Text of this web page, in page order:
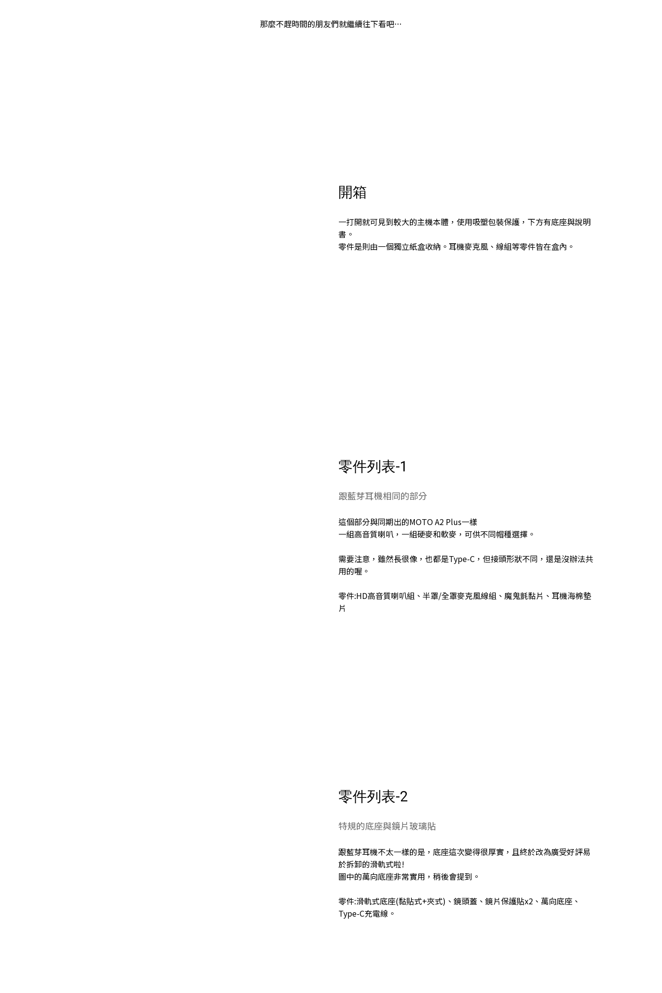
那麼不趕時間的朋友們就繼續往下看吧…
開箱
一打開就可見到較大的主機本體，使用吸塑包裝保護，下方有底座與說明
書。
零件是則由一個獨立紙盒收納。耳機麥克風、線組等零件皆在盒內。
零件列表-1
跟藍芽耳機相同的部分
這個部分與同期出的MOTO A2 Plus一樣
一組高音質喇叭，一組硬麥和軟麥，可供不同帽種選擇。
需要注意，雖然長很像，也都是Type-C，但接頭形狀不同，還是沒辦法共
用的喔。
零件:HD高音質喇叭組、半罩/全罩麥克風線組、魔鬼氈黏片、耳機海棉墊
片
零件列表-2
特規的底座與鏡片玻璃貼
跟藍芽耳機不太一樣的是，底座這次變得很厚實，且終於改為廣受好評易
於拆卸的滑軌式啦!
圖中的萬向底座非常實用，稍後會提到。
零件:滑軌式底座(黏貼式+夾式)、鏡頭蓋、鏡片保護貼x2、萬向底座、
Type-C充電線。